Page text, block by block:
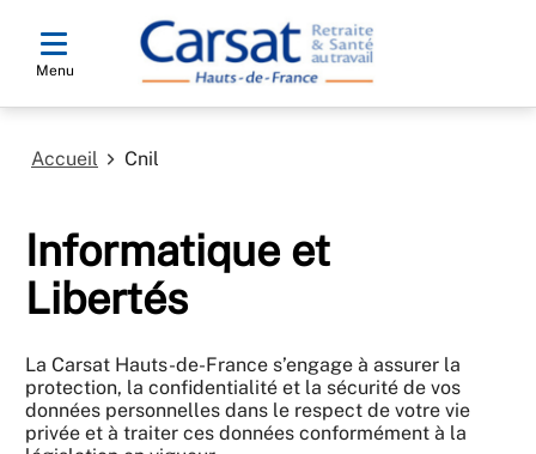
Menu
Accueil Cnil
Informatique et
Libertés
La Carsat Hauts-de-France s’engage à assurer la
protection, la confidentialité et la sécurité de vos
données personnelles dans le respect de votre vie
privée et à traiter ces données conformément à la